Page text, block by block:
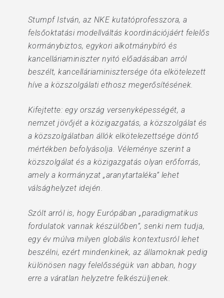
Stumpf István, az NKE kutatóprofesszora, a
felsőoktatási modellváltás koordinációjáért felelős
kormánybiztos, egykori alkotmánybíró és
kancelláriaminiszter nyitó előadásában arról
beszélt, kancelláriaminisztersége óta elkötelezett
híve a közszolgálati ethosz megerősítésének.
Kifejtette: egy ország versenyképességét, a
nemzet jövőjét a közigazgatás, a közszolgálat és
a közszolgálatban állók elkötelezettsége döntő
mértékben befolyásolja. Véleménye szerint a
közszolgálat és a közigazgatás olyan erőforrás,
amely a kormányzat „aranytartaléka” lehet
válsághelyzet idején.
Szólt arról is, hogy Európában „paradigmatikus
fordulatok vannak készülőben”, senki nem tudja,
egy év múlva milyen globális kontextusról lehet
beszélni, ezért mindenkinek, az államoknak pedig
különösen nagy felelősségük van abban, hogy
erre a váratlan helyzetre felkészüljenek.